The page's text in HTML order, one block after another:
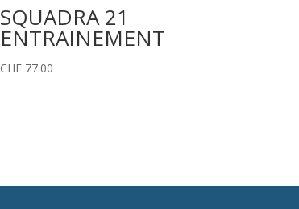
SQUADRA 21
ENTRAINEMENT
CHF77.00